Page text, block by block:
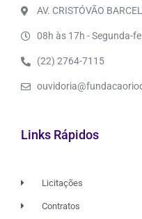
AV. CRISTÓVÃO
08h às 17h - Segunda-
(22) 2764-7115
Links Rápidos
Licitações
Contratos